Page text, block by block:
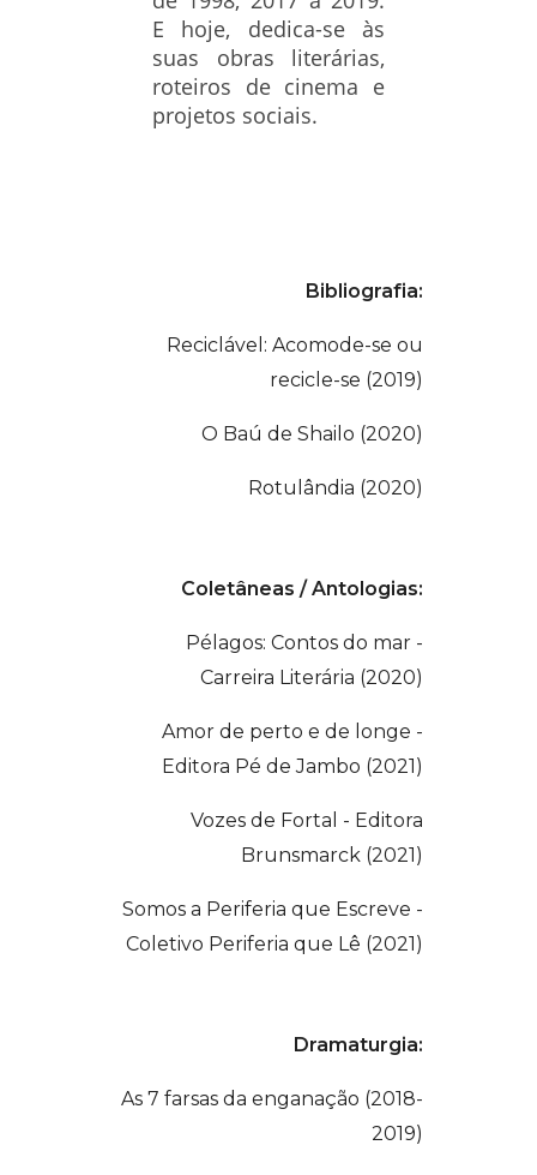
E hoje, dedica-se às
suas obras literárias,
roteiros de cinema e
projetos sociais.
Bibliografia:
Reciclável: Acomode-se ou
recicle-se (2019)
O Baú de Shailo (2020)
Rotulândia (2020)
Coletâneas / Antologias:
Pélagos: Contos do mar -
Carreira Literária (2020)
Amor de perto e de longe -
Editora Pé de Jambo (2021)
Vozes de Fortal - Editora
Brunsmarck (2021)
Somos a Periferia que Escreve -
Coletivo Periferia que Lê (2021)
Dramaturgia:
As 7 farsas da enganação (2018-
2019)